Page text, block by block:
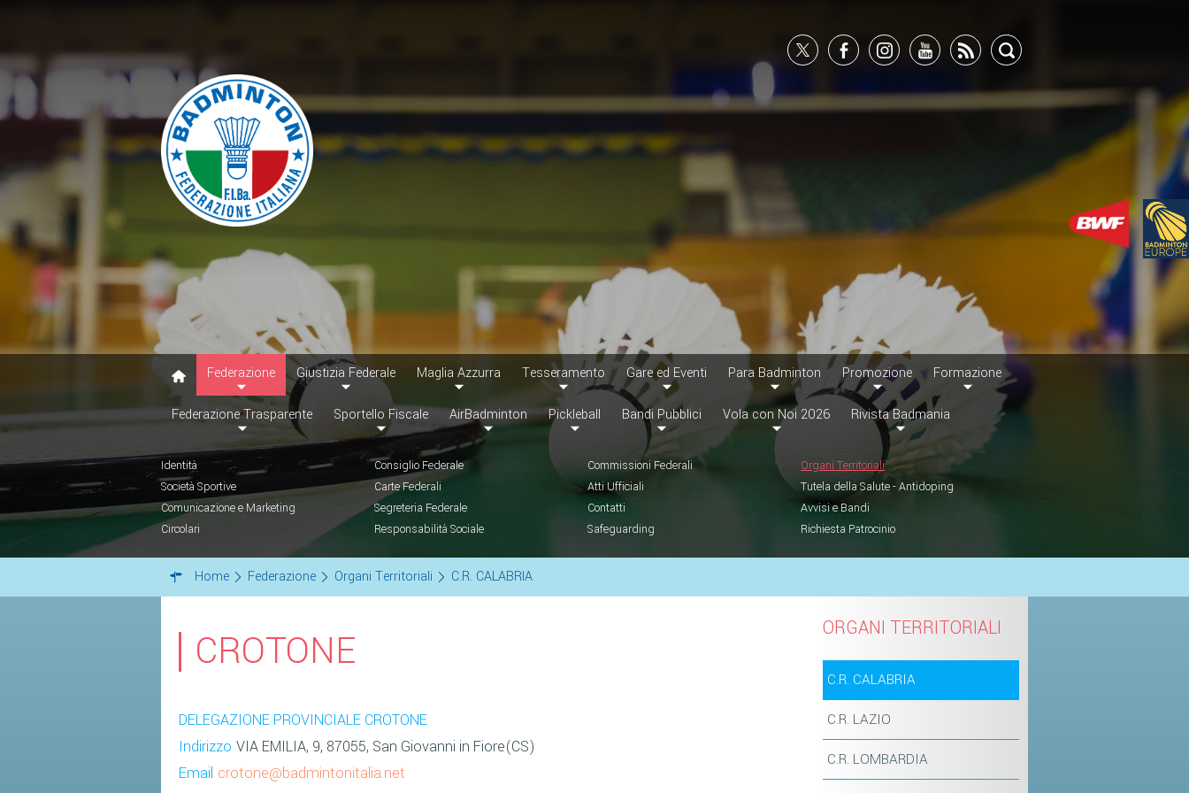
Federazione Giustizia Federale Maglia Azzurra Tesseramento Gare ed Eventi Para Badminton Promozione Formazione
Federazione Trasparente Sportello Fiscale AirBadminton Pickleball Bandi Pubblici Vola con Noi 2026 Rivista Badmania
Identità Consiglio Federale Commissioni Federali
Organi Territoriali
Società Sportive
Carte Federali Atti Ufficiali
Tutela della Salute - Antidoping
Comunicazione e Marketing
Segreteria Federale Contatti
Avvisi e Bandi
Circolari
Responsabilità Sociale Safeguarding Richiesta Patrocinio
Home Federazione Organi Territoriali C.R. CALABRIA
CROTONE
DELEGAZIONE PROVINCIALE CROTONE
Indirizzo VIA EMILIA, 9, 87055, San Giovanni in Fiore(CS)
Email crotone@badmintonitalia.net
ORGANI TERRITORIALI
C.R. CALABRIA
C.R. LAZIO
C.R. LOMBARDIA